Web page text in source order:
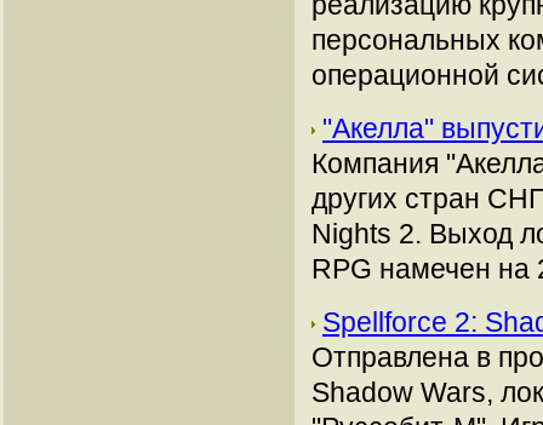
персональных
операционной
"Акелла"
Компания
других стран
Nights 2. Выход
RPG намечен на
Spellforce 2:
Отправлена в
Shadow Wars,